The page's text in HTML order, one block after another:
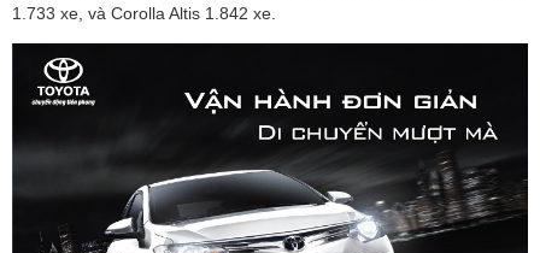
1.733 xe, và Corolla Altis 1.842 xe.